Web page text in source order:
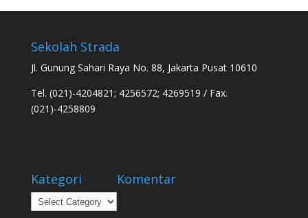
Sekolah Strada
Jl. Gunung Sahari Raya No. 88, Jakarta Pusat 10610
Tel. (021)-4204821; 4256572; 4269519 / Fax.
(021)-4258809
Kategori
Kategori
Komentar